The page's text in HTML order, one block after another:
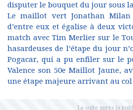
disputer le bouquet du jour sous
Le maillot vert Jonathan
d’entre eux et égalise à deux
match avec Tim Merlier sur le
hasardeuses de l’étape du jour
Pogacar, qui a pu enfiler sur le
Valence son 50e Maillot Jaune,
une étape majeure arrivant au col